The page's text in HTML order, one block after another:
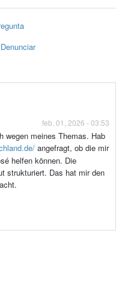
Denunciar
feb. 01, 2026 - 03:53
wegen meines Themas. Hab
angefragt, ob die mir
helfen können. Die
strukturiert. Das hat mir den